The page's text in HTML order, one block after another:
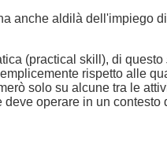
anche aldilà dell'impiego
(practical skill), di questo
rispetto alle
solo su alcune tra le
operare in un contesto